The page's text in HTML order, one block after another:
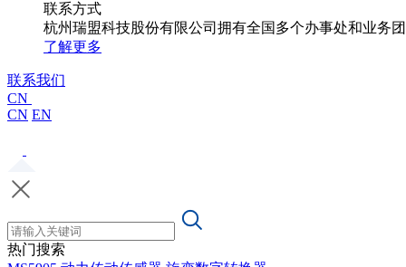
联系方式
杭州瑞盟科技股份有限公司拥有全国多个办事处和业务
了解更多
联系我们
CN
CN EN
热门搜索